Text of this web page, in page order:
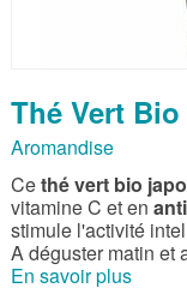
Thé Vert
Aromandise
Cethé vert bio
vitamine C et en
stimule l'activité
A déguster matin et
En savoir plus